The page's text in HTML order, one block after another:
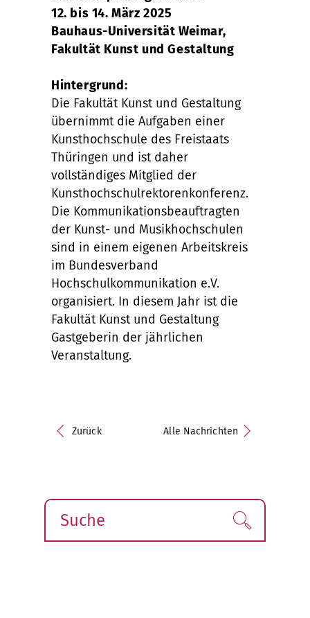
12. bis 14. März 2025
Bauhaus-Universität Weimar,
Fakultät Kunst und Gestaltung
Hintergrund:
Die Fakultät Kunst und Gestaltung
übernimmt die Aufgaben einer
Kunsthochschule des Freistaats
Thüringen und ist daher
vollständiges Mitglied der
Kunsthochschulrektorenkonferenz.
Die Kommunikationsbeauftragten
der Kunst- und Musikhochschulen
sind in einem eigenen Arbeitskreis
im Bundesverband
Hochschulkommunikation e.V.
organisiert. In diesem Jahr ist die
Fakultät Kunst und Gestaltung
Gastgeberin der jährlichen
Veranstaltung.
Zurück Alle Nachrichten
Suche Finden!